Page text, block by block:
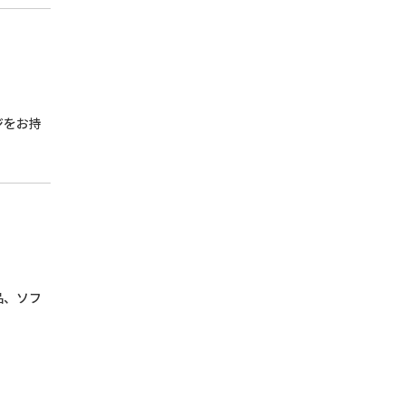
お持
ソフ